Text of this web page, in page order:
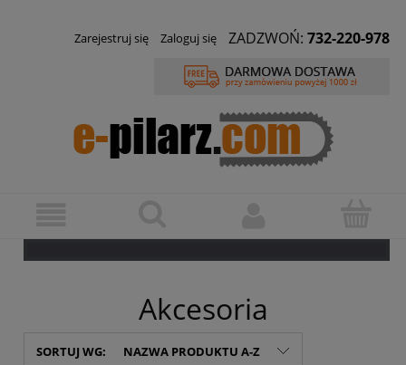
Zarejestruj się Zaloguj się ZADZWOŃ: 732-220-978
Akcesoria
SORTUJ WG: NAZWA PRODUKTU A-Z